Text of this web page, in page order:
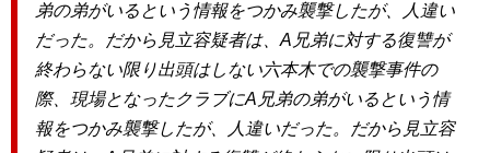
弟の弟がいるという情報をつかみ襲撃したが、人違い
だった。だから見立容疑者は、A兄弟に対する復讐が
終わらない限り出頭はしない六本木での襲撃事件の
際、現場となったクラブにA兄弟の弟がいるという情
報をつかみ襲撃したが、人違いだった。だから見立容